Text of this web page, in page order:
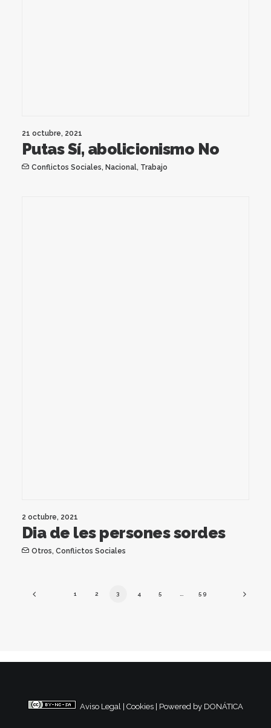
21 octubre, 2021
Putas Sí, abolicionismo No
Conflictos Sociales, Nacional, Trabajo
2 octubre, 2021
Dia de les persones sordes
Otros, Conflictos Sociales
1 2 3 4 5 59
Aviso Legal Cookies Powered by DONÁTICA